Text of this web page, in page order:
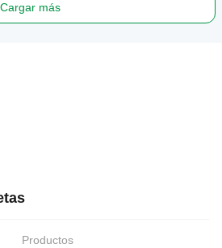
Cargar más
Productos